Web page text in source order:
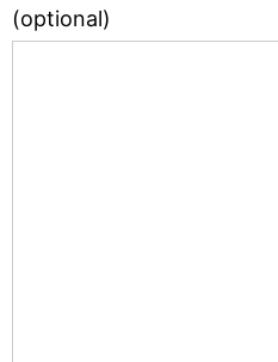
(optional)